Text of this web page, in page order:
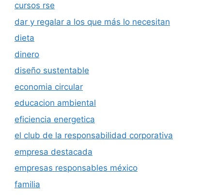
cursos rse
dar y regalar a los que más lo necesitan
dieta
dinero
diseño sustentable
economia circular
educacion ambiental
eficiencia energetica
el club de la responsabilidad corporativa
empresa destacada
empresas responsables méxico
familia